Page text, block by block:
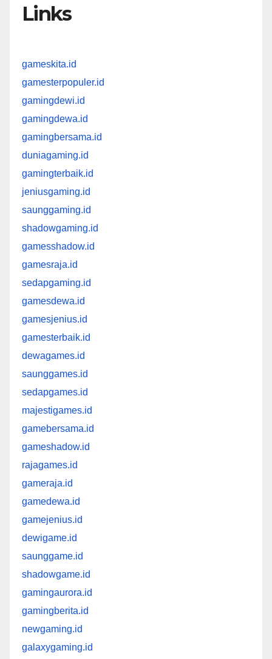
Links
gameskita.id
gamesterpopuler.id
gamingdewi.id
gamingdewa.id
gamingbersama.id
duniagaming.id
gamingterbaik.id
jeniusgaming.id
saunggaming.id
shadowgaming.id
gamesshadow.id
gamesraja.id
sedapgaming.id
gamesdewa.id
gamesjenius.id
gamesterbaik.id
dewagames.id
saunggames.id
sedapgames.id
majestigames.id
gamebersama.id
gameshadow.id
rajagames.id
gameraja.id
gamedewa.id
gamejenius.id
dewigame.id
saunggame.id
shadowgame.id
gamingaurora.id
gamingberita.id
newgaming.id
galaxygaming.id